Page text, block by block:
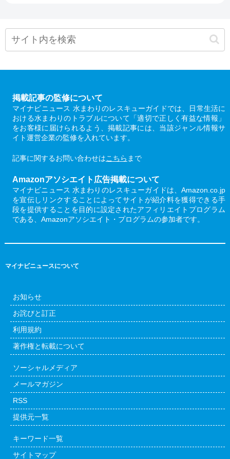
掲載記事の監修について
マイナビニュース 水まわりのレスキューガイドでは、日常生活に
おける水まわりのトラブルについて「適切で正しく有益な情報」
をお客様に届けられるよう、掲載記事には、当該ジャンル情報サ
イト運営企業の監修を入れています。
記事に関するお問い合わせはこちら まで
Amazonアソシエイト広告掲載について
マイナビニュース 水まわりのレスキューガイドは、Amazon.co.jp
を宣伝しリンクすることによってサイトが紹介料を獲得できる手
段を提供することを目的に設定されたアフィリエイトプログラム
である、Amazonアソシエイト・プログラムの参加者です。
マイナビニュースについて
お知らせ
お詫びと訂正
利用規約
著作権と転載について
ソーシャルメディア
メールマガジン
RSS
提供元一覧
キーワード一覧
サイトマップ